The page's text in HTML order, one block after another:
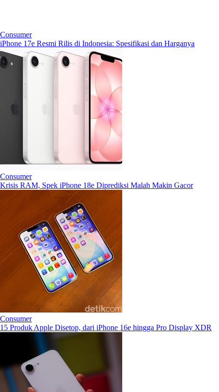
Consumer
iPhone 17e Resmi Rilis di Indonesia: Spesifikasi dan Harganya
Consumer
Krisis RAM, Spek iPhone 18e Diprediksi Malah Makin Gacor
Consumer
15 Produk Apple Disetop, dari iPhone 16e hingga Pro Display XDR